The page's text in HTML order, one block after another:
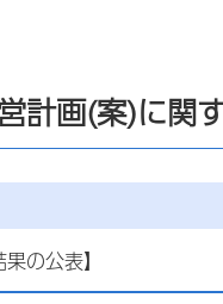
計画(案)に関
の公表】